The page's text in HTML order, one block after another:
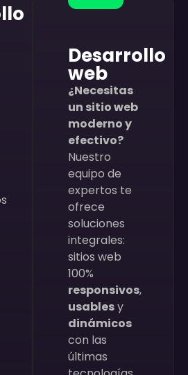
Desarrollo
web
¿Necesitas
un sitio web
moderno y
efectivo?
Nuestro
equipo de
expertos te
ofrece
soluciones
integrales:
sitios web
100%
responsivos,
usablesy
dinámicos
con las
últimas